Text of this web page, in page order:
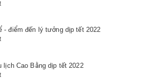
- điểm đến lý tưởng dịp tết 2022
lịch Cao Bằng dịp tết 2022